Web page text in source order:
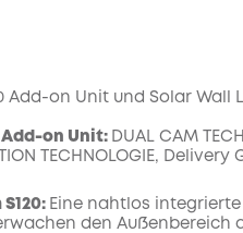
Add-on Unit und Solar Wall
Add-on Unit: DUAL CAM
TECHNOLOGIE, Delivery
Eine nahtlos integrierte
den Außenbereich